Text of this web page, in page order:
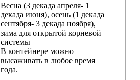
Весна (3 декада апреля- 1
декада июня), осень (1 декада
сентября- 3 декада ноября),
зима для открытой корневой
системы
В контейнере можно
высаживать в любое время
года.